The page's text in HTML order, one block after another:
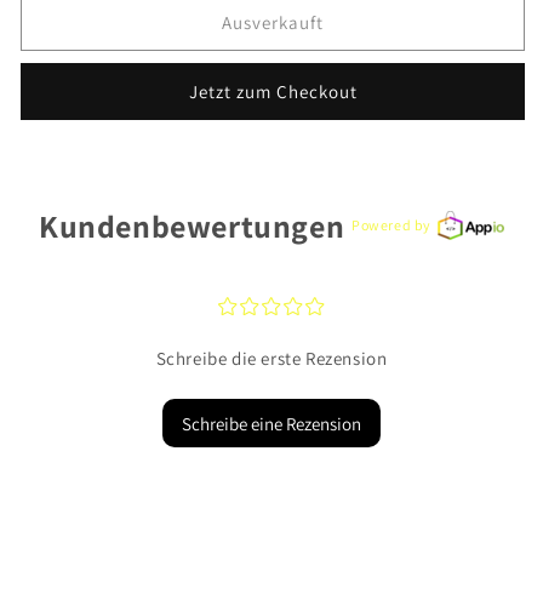
Damenkette
585-
Damenkette
0204002-
585-
Ausverkauft
Jetzt zum Checkout
Kundenbewertungen Powered by
¤¤¤¤¤
Schreibe die erste Rezension
Schreibe eine Rezension